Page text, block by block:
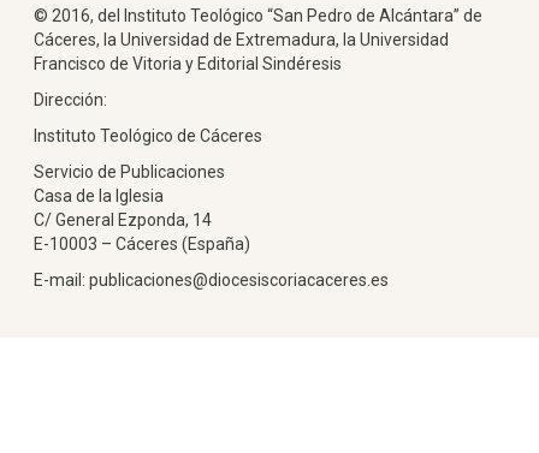
© 2016, del Instituto Teológico “San Pedro de Alcántara” de
Cáceres, la Universidad de Extremadura, la Universidad
Francisco de Vitoria y Editorial Sindéresis
Dirección:
Instituto Teológico de Cáceres
Servicio de Publicaciones
Casa de la Iglesia
C/ General Ezponda, 14
E-10003 – Cáceres (España)
E-mail: publicaciones@diocesiscoriacaceres.es